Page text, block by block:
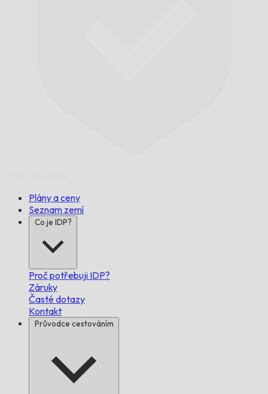
Plány a ceny
Seznam zemí
Co je IDP?
Proč potřebuji IDP?
Záruky
Časté dotazy
Kontakt
Průvodce cestováním